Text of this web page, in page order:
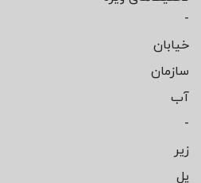
-
خیابان
سازمان
آب
-
زیر
پل